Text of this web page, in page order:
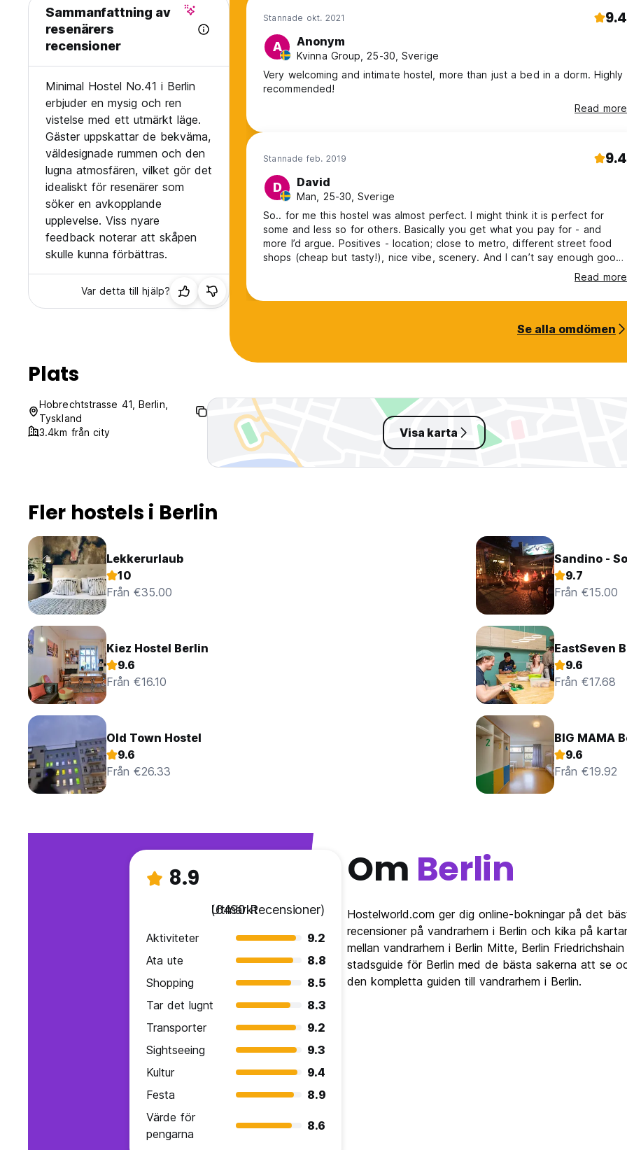
Sammanfattning av
resenärers
recensioner
Minimal Hostel No.41 i Berlin
erbjuder en mysig och ren
vistelse med ett utmärkt läge.
Gäster uppskattar de bekväma,
väldesignade rummen och den
lugna atmosfären, vilket gör det
idealiskt för resenärer som
söker en avkopplande
upplevelse. Viss nyare
feedback noterar att skåpen
skulle kunna förbättras.
Var detta till hjälp?
Stannade okt. 2021 9.4
A Anonym
Kvinna Group, 25-30, Sverige
Very welcoming and intimate hostel, more than just a bed in a dorm. Highly
recommended!
Read more
Stannade feb. 2019 9.4
D David
Man, 25-30, Sverige
So.. for me this hostel was almost perfect. I might think it is perfect for
some and less so for others. Basically you get what you pay for - and
more I’d argue. Positives - location; close to metro, different street food
shops (cheap but tasty!), nice vibe, scenery. And I can’t say enough good
kitchen is sparse (no oven/hot plates).
Read more
Se alla omdömen
Plats
Hobrechtstrasse 41, Berlin,
Tyskland
3.4km från city
Visa karta
Fler hostels i Berlin
Lekkerurlaub
10
Från €35.00
Sandino -
9.7
Från €15.00
Kiez Hostel Berlin
9.6
Från €16.10
EastSeven
9.6
Från €17.68
Old Town Hostel
9.6
Från €26.33
BIG MAMA
9.6
Från €19.92
8.9
Utmärkt
(6490 Recensioner)
Aktiviteter
9.2
Ata ute
8.8
Shopping
8.5
Tar det lugnt
8.3
Transporter
9.2
Sightseeing
9.3
Kultur
9.4
Festa
8.9
Värde för
pengarna
8.6
Om Berlin
Hostelworld.com ger dig online-bokningar på det
recensioner på vandrarhem i Berlin och kika på
mellan vandrarhem i Berlin Mitte, Berlin
stadsguide för Berlin med de bästa sakerna att se
den kompletta guiden till vandrarhem i Berlin.